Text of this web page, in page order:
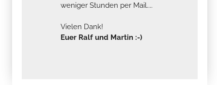
weniger Stunden per Mail....
Vielen Dank!
Euer Ralf und Martin :-)